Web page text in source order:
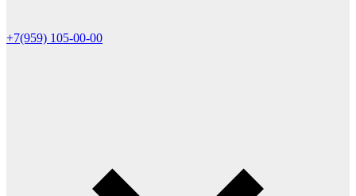
+7(959) 105-00-00